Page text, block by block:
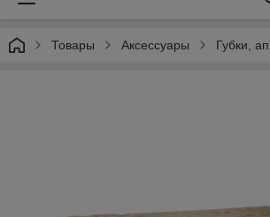
Товары Аксессуары Губки,